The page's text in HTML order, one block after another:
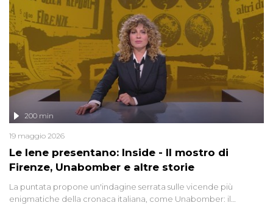
Le Iene presentano: Inside - Il mostro di
Firenze, Unabomber e altre storie
200 min
19 maggio 2026
La puntata propone un'indagine serrata sulle vicende più
enigmatiche della cronaca italiana, come Unabomber: il